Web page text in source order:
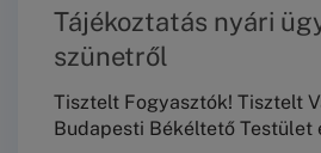
Tájékoztatás nyári
szünetről
Tisztelt Fogyasztók! Tisztelt
Budapesti Békéltető Testület